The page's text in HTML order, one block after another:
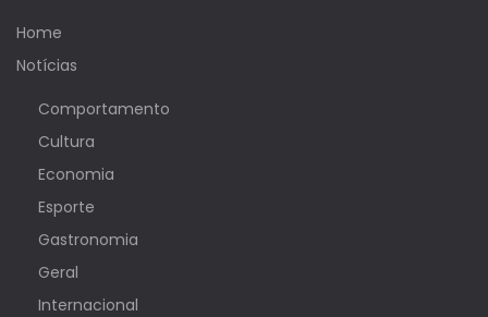
Home
Notícias
Comportamento
Cultura
Economia
Esporte
Gastronomia
Geral
Internacional